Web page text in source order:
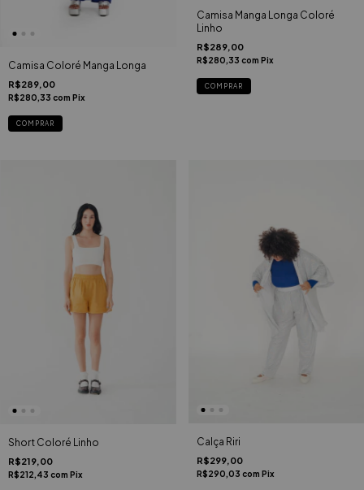
Camisa Coloré Manga Longa
R$289,00
R$280,33 com Pix
COMPRAR
Camisa Manga Longa Coloré
Linho
R$289,00
R$280,33 com Pix
COMPRAR
Short Coloré Linho
R$219,00
R$212,43 com Pix
Calça Riri
R$299,00
R$290,03 com Pix